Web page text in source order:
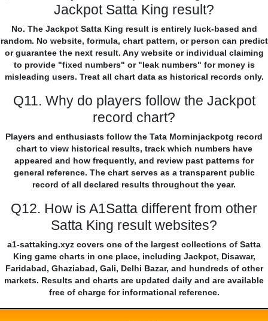
Jackpot Satta King result?
No. The Jackpot Satta King result is entirely luck-based and
random. No website, formula, chart pattern, or person can predict
or guarantee the next result. Any website or individual claiming
to provide "fixed numbers" or "leak numbers" for money is
misleading users. Treat all chart data as historical records only.
Q11. Why do players follow the Jackpot
record chart?
Players and enthusiasts follow the Tata Morninjackpotg record
chart to view historical results, track which numbers have
appeared and how frequently, and review past patterns for
general reference. The chart serves as a transparent public
record of all declared results throughout the year.
Q12. How is A1Satta different from other
Satta King result websites?
a1-sattaking.xyz covers one of the largest collections of Satta
King game charts in one place, including Jackpot, Disawar,
Faridabad, Ghaziabad, Gali, Delhi Bazar, and hundreds of other
markets. Results and charts are updated daily and are available
free of charge for informational reference.